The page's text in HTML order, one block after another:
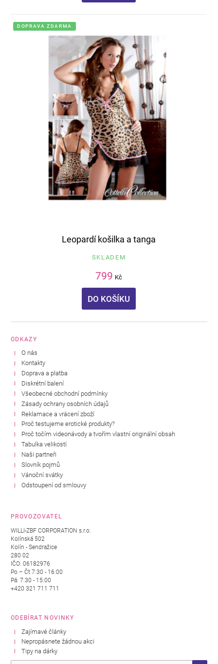
DOPRAVA ZDARMA
Leopardí košilka a tanga
SKLADEM
799 Kč
DO KOŠÍKU
ODKAZY
O nás
Kontakty
Doprava a platba
Diskrétní balení
Všeobecné obchodní podmínky
Zásady ochrany osobních údajů
Reklamace a vrácení zboží
Proč testujeme erotické produkty?
Proč točím videonávody a tvořím vlastní originální obsah
Tabulka velikostí
Naši partneři
Slovník pojmů
Vánoční svátky
Odstoupení od smlouvy
PROVOZOVATEL
WILLI-ZBF CORPORATION s.r.o.
Kolínská 502
Kolín - Sendražice
280 02
IČO: 06182976
Po – Čt 7:30 - 16:00
Pá: 7:30 - 15:00
+420 321 711 711
ODEBÍRAT NOVINKY
Zajímavé články
Nepropásnete žádnou akci
Tipy na dárky